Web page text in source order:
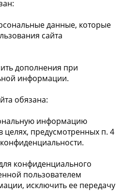
данные, которые
сайта
дополнения при
информации.
обязана:
информацию
целях, предусмотренных п. 4
конфиденциального
пользователем
исключить ее передачу